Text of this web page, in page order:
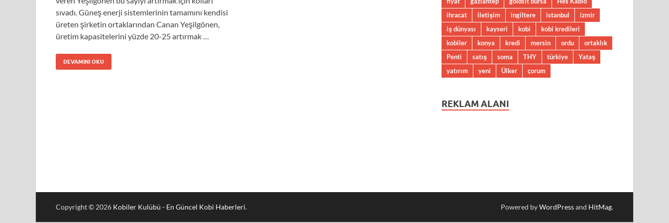
sıvadı. Güneş enerji sistemlerinin tamamını kendisi
üreten şirketin ortaklarından Canan Yeşilgönen,
üretim kapasitelerini yüzde 20-25 artırmak …
DEVAMINI OKU
ihracat
iletişim ingiltere istanbul
izmir
iş dünyası
kayseri kobi
kobi kredileri
kobiler
konya kredi mersin ordu
ortaklık
Penti
satış soma THY türkiye
Yataş
yatırım
yeni Ülker çorum
REKLAM ALANI
Copyright © 2026 Kobiler Kulübü - En Güncel Kobi Haberleri. Powered byWordPressand HitMag.